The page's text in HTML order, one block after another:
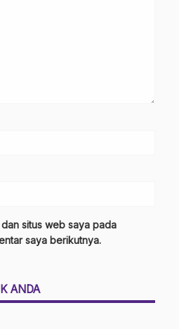
situs web saya pada
saya berikutnya.
ANDA